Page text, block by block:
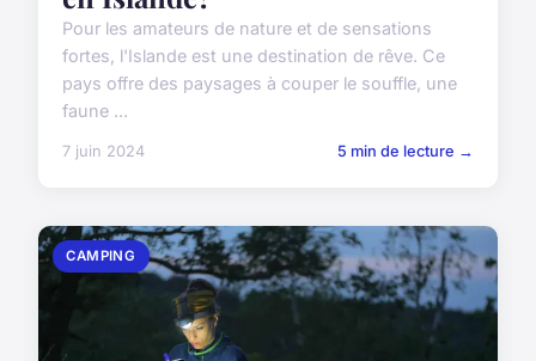
Pour les amateurs de nature et de sensations
fortes, l'Islande est une destination de rêve. Ce
pays offre des paysages à couper le souffle, une
faune ...
7 juin 2024 5 min de lecture →
CAMPING